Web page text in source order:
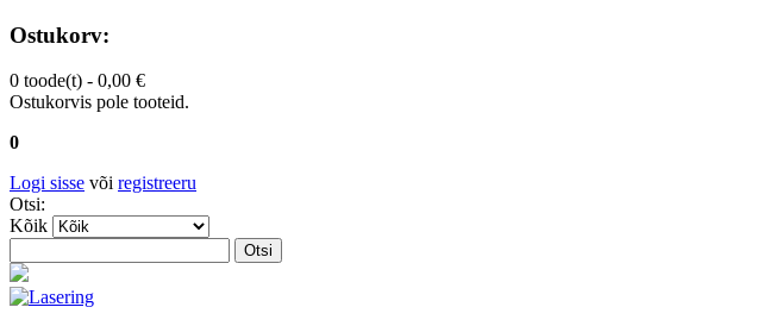
Ostukorv:
0 toode(t) - 0,00 €
Ostukorvis pole tooteid.
0
Logi sisse või registreeru
Otsi:
Kõik
Otsi